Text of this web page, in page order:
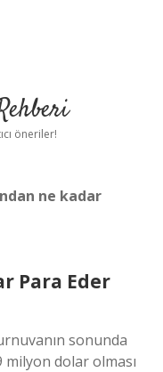
öneriler!
ne kadar
Para Eder
sonunda
milyon dolar olması